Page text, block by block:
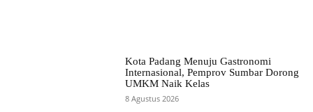
Kota Padang Menuju Gastronomi
Internasional, Pemprov Sumbar Dorong
UMKM Naik Kelas
8 Agustus 2026